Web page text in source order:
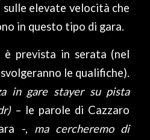
sulle elevate velocità che
in questo tipo di gara.
è prevista in serata (nel
le qualifiche).
in gare stayer su pista
– le parole di Cazzaro
-, ma cercheremo di